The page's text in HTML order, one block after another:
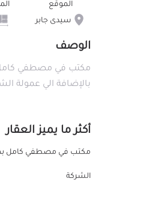
الموقع
سيدى جابر
الوصف
بالإضافة الي عمولة
أكثر ما يميز العقار
الشركة